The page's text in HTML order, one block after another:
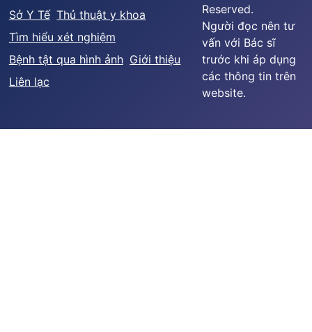
Sở Y Tế Thủ thuật y khoa
Tìm hiểu xét nghiệm
Bệnh tật qua hình ảnh Giới thiệu
Liên lạc
Reserved.
Người đọc nên tư
vấn với Bác sĩ
trước khi áp dụng
các thông tin trên
website.